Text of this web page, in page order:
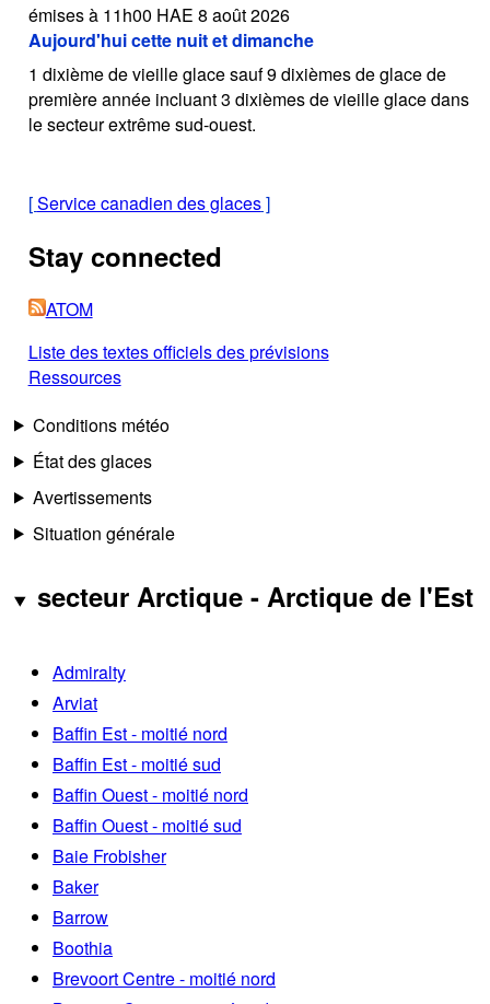
émises à 11h00 HAE 8 août 2026
Aujourd'hui cette nuit et dimanche
1 dixième de vieille glace sauf 9 dixièmes de glace de
première année incluant 3 dixièmes de vieille glace dans
le secteur extrême sud-ouest.
[Service canadien des glaces]
Stay connected
ATOM
Liste des textes officiels des prévisions
Ressources
Conditions météo
État des glaces
Avertissements
Situation générale
secteur Arctique - Arctique de l'Est
Admiralty
Arviat
Baffin Est - moitié nord
Baffin Est - moitié sud
Baffin Ouest - moitié nord
Baffin Ouest - moitié sud
Baie Frobisher
Baker
Barrow
Boothia
Brevoort Centre - moitié nord